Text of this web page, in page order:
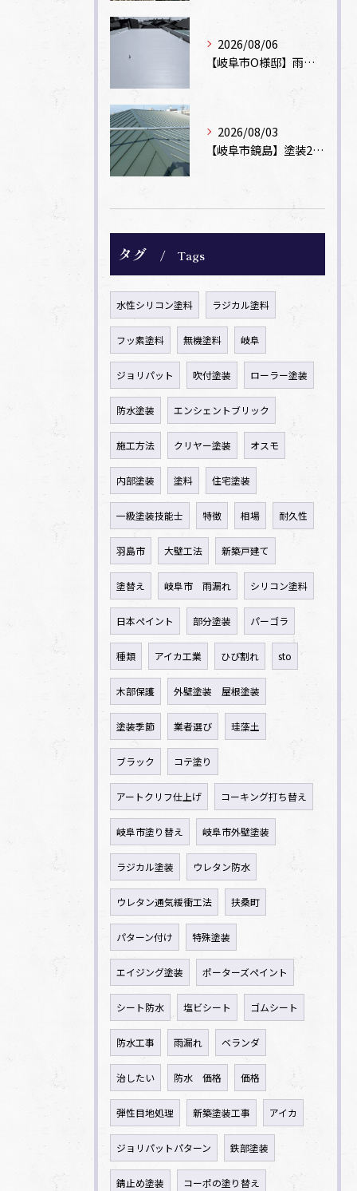
2026/08/06
【岐阜市O様邸】雨漏りを解消！塩ビシート機械固定工法による屋根防水工事
2026/08/03
【岐阜市鏡島】塗装2回のカラーベスト屋根をカバー工法でガルバリウム鋼板に改修！
タグ Tags
水性シリコン塗料 ラジカル塗料
フッ素塗料 無機塗料 岐阜
ジョリパット 吹付塗装 ローラー塗装
防水塗装 エンシェントブリック
施工方法 クリヤー塗装 オスモ
内部塗装 塗料 住宅塗装
一級塗装技能士 特徴 相場 耐久性
羽島市 大壁工法 新築戸建て
塗替え 岐阜市 雨漏れ シリコン塗料
日本ペイント 部分塗装 パーゴラ
種類 アイカ工業 ひび割れ sto
木部保護 外壁塗装 屋根塗装
塗装季節 業者選び 珪藻土
ブラック コテ塗り
アートクリフ仕上げ コーキング打ち替え
岐阜市塗り替え 岐阜市外壁塗装
ラジカル塗装 ウレタン防水
ウレタン通気緩衝工法 扶桑町
パターン付け 特殊塗装
エイジング塗装 ポーターズペイント
シート防水 塩ビシート ゴムシート
防水工事 雨漏れ ベランダ
治したい 防水 価格 価格
弾性目地処理 新築塗装工事 アイカ
ジョリパットパターン 鉄部塗装
錆止め塗装 コーポの塗り替え